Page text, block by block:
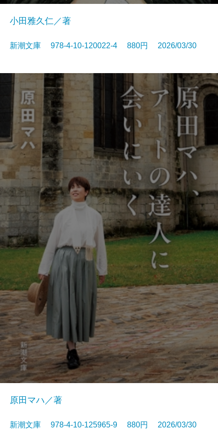
小田雅久仁／著
新潮文庫 978-4-10-120022-4 880円 2026/03/30
原田マハ／著
新潮文庫 978-4-10-125965-9 880円 2026/03/30